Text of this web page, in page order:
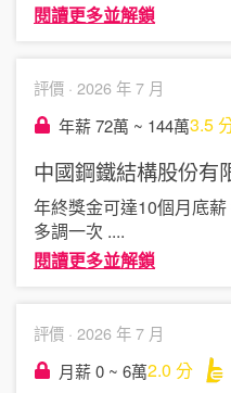
閱讀更多並解鎖
評價 · 2026 年 7 月
年薪 72萬 ~ 144萬3.5
中國鋼鐵結構股份有
年終獎金可達10個月底
多調一次 ....
閱讀更多並解鎖
評價 · 2026 年 7 月
月薪 0 ~ 6萬2.0 分